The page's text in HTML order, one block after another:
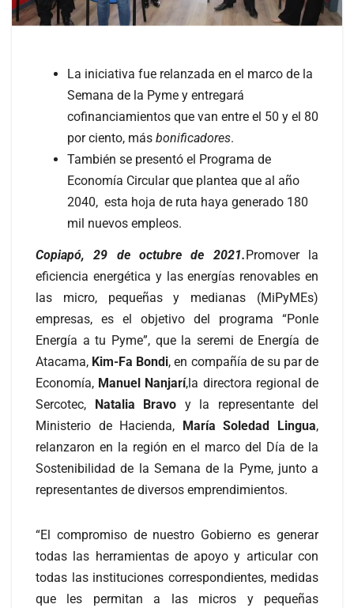
La iniciativa fue relanzada en el marco de la
Semana de la Pyme y entregará
cofinanciamientos que van entre el 50 y el 80
por ciento, más bonificadores.
También se presentó el Programa de
Economía Circular que plantea que al año
2040, esta hoja de ruta haya generado 180
mil nuevos empleos.
Copiapó, 29 de octubre de 2021. Promover la
eficiencia energética y las energías renovables en
las micro, pequeñas y medianas (MiPyMEs)
empresas, es el objetivo del programa “Ponle
Energía a tu Pyme”, que la seremi de Energía de
Atacama, Kim-Fa Bondi, en compañía de su par de
Economía, Manuel Nanjarí,la directora regional de
Sercotec,
Natalia Bravo y la representante del
Ministerio de Hacienda,
María Soledad Lingua,
relanzaron en la región en el marco del Día de la
Sostenibilidad de la Semana de la Pyme, junto a
representantes de diversos emprendimientos.
“El compromiso de nuestro Gobierno es generar
todas las herramientas de apoyo y articular con
todas las instituciones correspondientes, medidas
que les permitan a las micros y pequeñas